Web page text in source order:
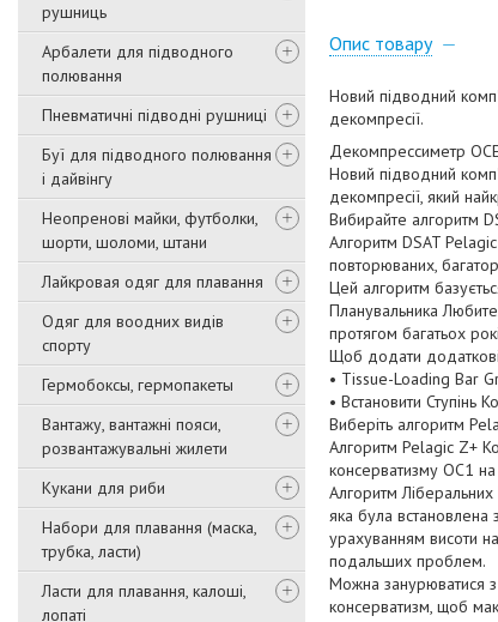
рушниць
Арбалети для підводного
полювання
Пневматичні підводні рушниці
Буї для підводного полювання
і дайвінгу
Неопренові майки, футболки,
шорти, шоломи, штани
Лайкровая одяг для плавання
Одяг для воодних видів
спорту
Гермобоксы, гермопакеты
Вантажу, вантажні пояси,
розвантажувальні жилети
Кукани для риби
Набори для плавання (маска,
трубка, ласти)
Ласти для плавання, калоші,
лопаті
Опис товару
Новий підводний
декомпресії.
Декомпрессиметр
Новий підводний
декомпресії, який
Вибирайте алгоритм
Алгоритм DSAT
повторюваних,
Цей алгоритм
Планувальника
протягом багатьох
Щоб додати
• Tissue-Loading Bar
• Встановити Ступінь
Виберіть алгоритм
Алгоритм Pelagic Z+
консерватизму OC1
Алгоритм
яка була
урахуванням висоти
подальших проблем.
Можна занурюватися з
консерватизм, щоб